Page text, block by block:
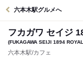
六本木駅グルメへ
フカガワ セイジ
(FUKAGAWA SEIJI 1894
六本木駅/カフェ